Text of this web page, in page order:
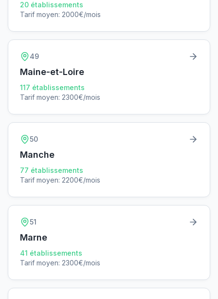
20 établissements
Tarif moyen: 2000€/mois
49
Maine-et-Loire
117 établissements
Tarif moyen: 2300€/mois
50
Manche
77 établissements
Tarif moyen: 2200€/mois
51
Marne
41 établissements
Tarif moyen: 2300€/mois